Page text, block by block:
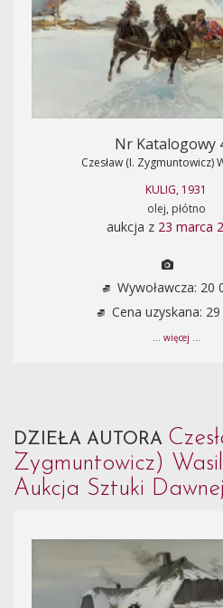
Nr Katalogowy
Czesław (I. Zygmuntowicz)
KULIG, 1931
olej, płótno
aukcja z 23 marca
Wywoławcza: 20
Cena uzyskana: 29
... więcej ...
DZIEŁA AUTORA
Zygmuntowicz)
Aukcja Sztuki